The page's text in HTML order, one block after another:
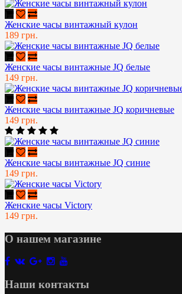
Женские часы винтажный кулон
189 грн.
Женские часы винтажные JQ белые
149 грн.
Женские часы винтажные JQ коричневые
149 грн.
Женские часы винтажные JQ синие
149 грн.
Женские часы Victory
149 грн.
О нашем магазине
Наши контакты